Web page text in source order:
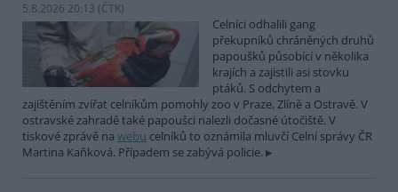
5.8.2026 20:13 (ČTK)
Celníci odhalili gang
překupníků chráněných druhů
papoušků působící v několika
krajích a zajistili asi stovku
ptáků. S odchytem a
zajištěním zvířat celníkům pomohly zoo v Praze, Zlíně a Ostravě. V
ostravské zahradě také papoušci nalezli dočasné útočiště. V
tiskové zprávě na webu celníků to oznámila mluvčí Celní správy ČR
Martina Kaňková. Případem se zabývá policie.